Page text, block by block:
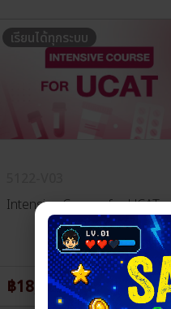
Intensive Course for UCAT
เรียนได้ทุกระบบ
฿18,200.00